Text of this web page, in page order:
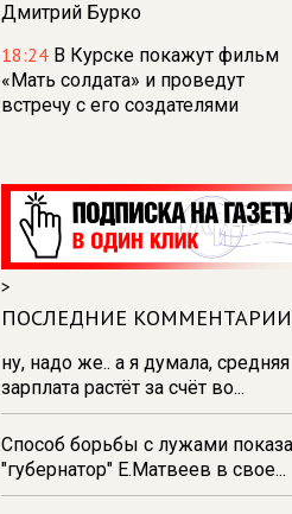
Дмитрий Бурко
18:24 В Курске покажут фильм
«Мать солдата» и проведут
встречу с его создателями
из‑за проблем с
17:23
В Курске установили две
камеры ПДД на превышение
скорости
16:55В Курске жителя
Тюменской области осудили за
незаконную перевозку
взрывчатки
16:47В Курске капремонт дорог
выполнен на 54%
>
ПОСЛЕДНИЕ КОММЕНТАРИИ
ну, надо же.. а я думала, средняя
зарплата растёт за счёт во...
Способ борьбы с лужами
"губернатор" Е.Матвеев в свое...